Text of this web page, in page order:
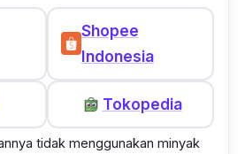
Shopee
Indonesia
Tokopedia
tidak menggunakan minyak